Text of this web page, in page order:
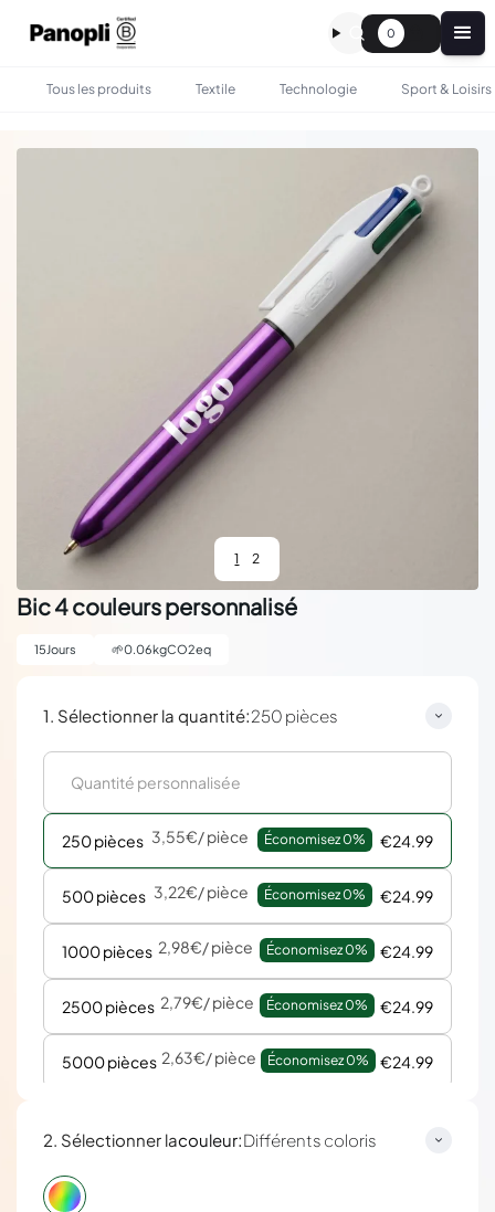
0
Tous les produits Textile Technologie Sport & Loisirs
1 2
Bic 4 couleurs personnalisé
15 Jours 🌱0.06kgCO2eq
1. Sélectionner la quantité:250 pièces
250 pièces 3,55€/ pièce Économisez 0% €24.99
500 pièces 3,22€/ pièce Économisez 0% €24.99
1000 pièces 2,98€/ pièce Économisez 0% €24.99
2500 pièces 2,79€/ pièce Économisez 0% €24.99
5000 pièces 2,63€/ pièce Économisez 0% €24.99
2. Sélectionner lacouleur:Différents coloris